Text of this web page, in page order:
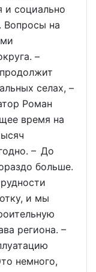
и социально
Вопросы на
–
селах, –
Роман
время на
– До
больше.
и мы
региона. –
немного,